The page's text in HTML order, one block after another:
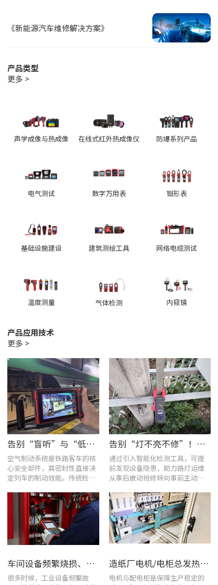
《新能源汽车维修解决方案》
产品类型
更多 >
声学成像与热成像 在线式红外热成像仪 防爆系列产品
电气测试 数字万用表 钳形表
基础设施建设 建筑测绘工具 网络电缆测试
温度测量 气体检测 内窥镜
产品应用技术
更多 >
告别“盲听”与“低效” | 优利德智能检测方案助力铁路运维检修提质增效
空气制动系统是铁路客车的核
心安全部件，其密封性直接决
定列车的制动效能。传统检修
的排查方式，不仅耗时费力，
更易造成漏检
告别“灯不亮不修”！优利德产品组合赋能城市道路照明设施运维更高效
通过引入智能化检测工具，可提
前发现设备隐患，助力路灯运维
从事后被动抢修转向事前主动预
车间设备频繁烧损、无故停机?一台UT285C搞定电能质量隐患
很多时候，工业设备频繁故
造纸厂电机/电柜总发热？这套7×24h在线监测方案帮你“扼杀”热隐患！
电机与配电柜是保障生产稳定的